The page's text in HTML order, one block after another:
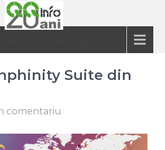
Suite din
comentariu